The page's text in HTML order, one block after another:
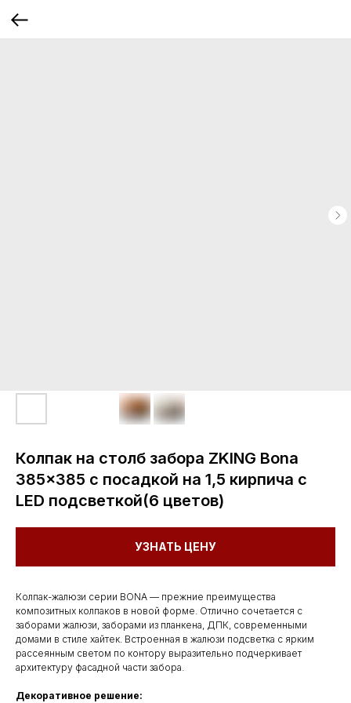
Колпак на столб забора ZKING Bona
385x385 с посадкой на 1,5 кирпича с
LED подсветкой(6 цветов)
УЗНАТЬ ЦЕНУ
Колпак-жалюзи серии BONA — прежние преимущества
композитных колпаков в новой форме. Отлично сочетается с
заборами жалюзи, заборами из планкена, ДПК, современными
домами в стиле хайтек. Встроенная в жалюзи подсветка с ярким
рассеянным светом по контору выразительно подчеркивает
архитектуру фасадной части забора.
Декоративное решение: